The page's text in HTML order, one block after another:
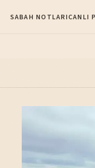
SABAH NOTLARICANLI